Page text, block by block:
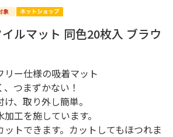
ルマット 同色20枚入 ブラウ
ー仕様の吸着マット
つまずかない！
、取り外し簡単。
工を施しています。
ットできます。カットしてもほつれま